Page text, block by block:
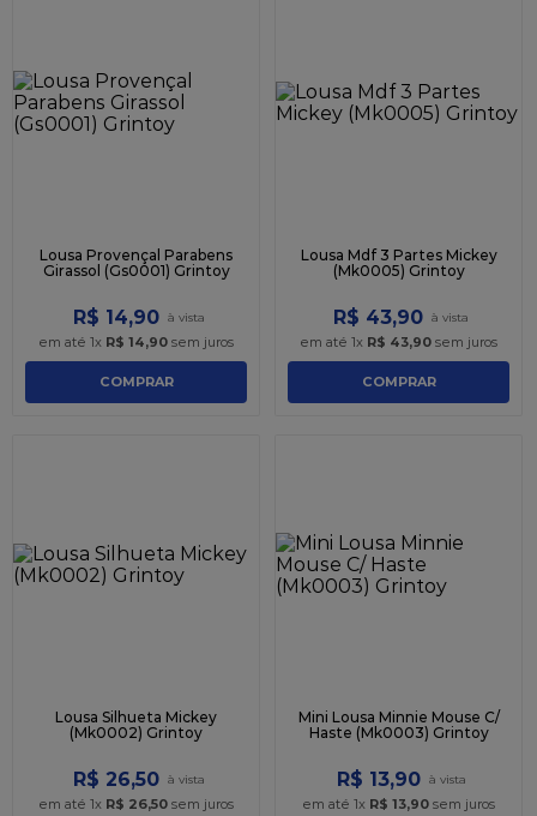
Lousa Provençal Parabens
Girassol (Gs0001) Grintoy
R$ 14,90
em até 1x R$ 14,90 sem juros
COMPRAR
Lousa Mdf 3 Partes Mickey
(Mk0005) Grintoy
R$ 43,90
em até 1x R$ 43,90 sem juros
COMPRAR
Lousa Silhueta Mickey
(Mk0002) Grintoy
R$ 26,50
em até 1x R$ 26,50 sem juros
Mini Lousa Minnie Mouse C/
Haste (Mk0003) Grintoy
R$ 13,90
em até 1x R$ 13,90 sem juros